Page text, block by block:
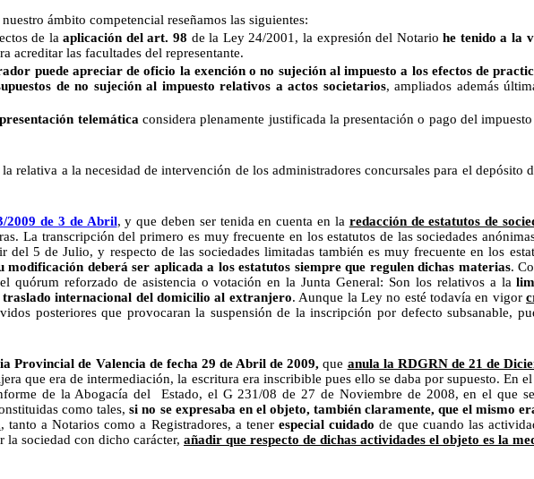
ámbito competencial reseñamos las siguientes:
de laaplicación del art. 98 de la Ley 24/2001, la expresión del Notariohe tenido a la
acreditar las facultades del representante.
puede apreciar de oficio la exención o no sujeción al impuesto a los efectos de
de no sujeción al impuesto relativos a actos societarios, ampliados además
telemática considera plenamente justificada la presentación o pago del
relativa a la necesidad de intervención de los administradores concursales para el depósito
2009 de 3 de Abril, y que deben ser tenida en cuenta en la redacción de estatutos de
La transcripción del primero es muy frecuente en los estatutos de las sociedades
del 5 de Julio, y respecto de las sociedades limitadas también es muy frecuente en los
modificación deberá ser aplicada a los estatutos siempre que regulen dichas materias.
quórum reforzado de asistencia o votación en la Junta General: Son los relativos a la
traslado internacional del domicilio al extranjero. Aunque la Ley no esté todavía en vigor
posteriores que provocaran la suspensión de la inscripción por defecto subsanable,
Provincial de Valencia de fecha 29 de Abril de 2009, que anula la RDGRN de 21 de
que era de intermediación, la escritura era inscribible pues ello se daba por supuesto. En el
de la Abogacía del Estado, el G 231/08 de 27 de Noviembre de 2008, en el que
como tales,si no se expresaba en el objeto, también claramente, que el mismo
, tanto a Notarios como a Registradores, a tenerespecial cuidado de que cuando las
sociedad con dicho carácter, añadir que respecto de dichas actividades el objeto es la